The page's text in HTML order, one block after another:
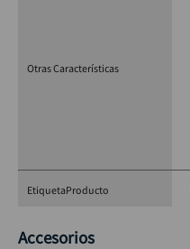
Otras Características
EtiquetaProducto
Accesorios